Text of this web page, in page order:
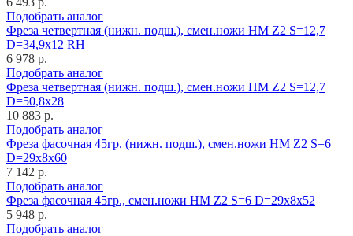
Подобрать аналог
Фреза четвертная (нижн. подш.), смен.ножи HM Z2 S=12,7
D=34,9x12 RH
6 978 р.
Подобрать аналог
Фреза четвертная (нижн. подш.), смен.ножи HM Z2 S=12,7
D=50,8x28
10 883 р.
Подобрать аналог
Фреза фасочная 45гр. (нижн. подш.), смен.ножи HM Z2 S=6
D=29x8x60
7 142 р.
Подобрать аналог
Фреза фасочная 45гр., смен.ножи HM Z2 S=6 D=29x8x52
5 948 р.
Подобрать аналог